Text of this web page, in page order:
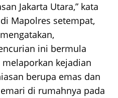
Jakarta Utara,” kata
Mapolres setempat,
ini bermula
kejadian
berupa emas dan
di rumahnya pada